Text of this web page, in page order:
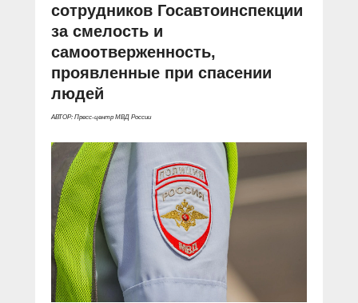
сотрудников Госавтоинспекции
за смелость и
самоотверженность,
проявленные при спасении
людей
АВТОР: Пресс-центр МВД России